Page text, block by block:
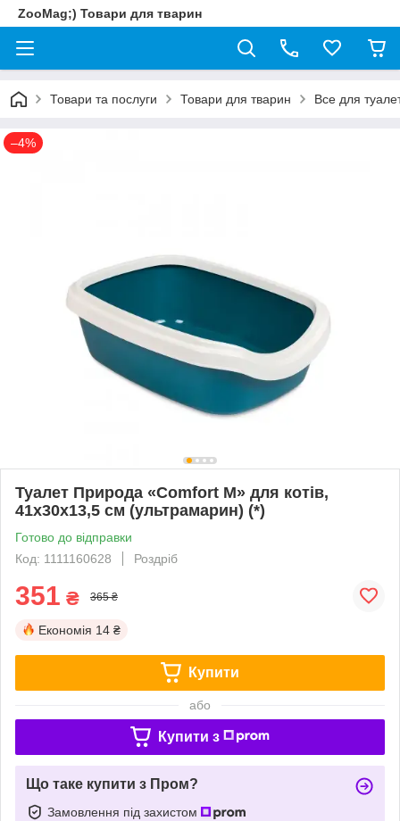
ZooMag;) Товари для тварин
Товари та послуги Товари для тварин Все для
–4%
Туалет Природа «Comfort M» для котів,
41х30х13,5 см (ультрамарин) (*)
Готово до відправки
Код: 1111160628
Роздріб
351 ₴ 365 ₴
Економія 14 ₴
Купити
або
Купити з
Що таке купити з Пром?
Замовлення під захистом